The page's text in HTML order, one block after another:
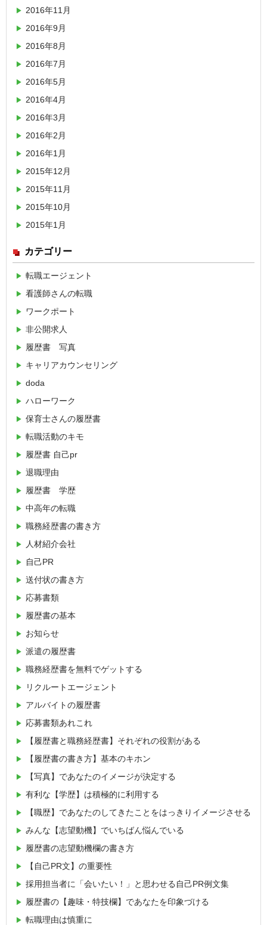
2016年11月
2016年9月
2016年8月
2016年7月
2016年5月
2016年4月
2016年3月
2016年2月
2016年1月
2015年12月
2015年11月
2015年10月
2015年1月
カテゴリー
転職エージェント
看護師さんの転職
ワークポート
非公開求人
履歴書 写真
キャリアカウンセリング
doda
ハローワーク
保育士さんの履歴書
転職活動のキモ
履歴書 自己pr
退職理由
履歴書 学歴
中高年の転職
職務経歴書の書き方
人材紹介会社
自己PR
送付状の書き方
応募書類
履歴書の基本
お知らせ
派遣の履歴書
職務経歴書を無料でゲットする
リクルートエージェント
アルバイトの履歴書
応募書類あれこれ
【履歴書と職務経歴書】それぞれの役割がある
【履歴書の書き方】基本のキホン
【写真】であなたのイメージが決定する
有利な【学歴】は積極的に利用する
【職歴】であなたのしてきたことをはっきりイメージさせる
みんな【志望動機】でいちばん悩んでいる
履歴書の志望動機欄の書き方
【自己PR文】の重要性
採用担当者に「会いたい！」と思わせる自己PR例文集
履歴書の【趣味・特技欄】であなたを印象づける
転職理由は慎重に